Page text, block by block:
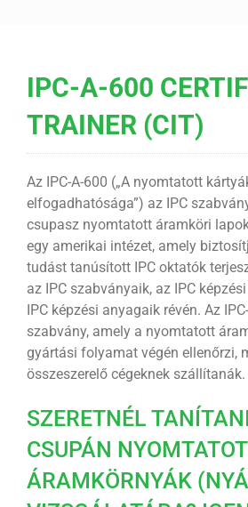
IPC-A-600
TRAINER (CIT)
Az IPC-A-600 („A nyomtatott
elfogadhatósága”) az IPC
csupasz nyomtatott áramköri
egy amerikai intézet, amely
tudást tanúsított IPC oktatók
az IPC szabványaik, az IPC
IPC képzési anyagaik révén. Az
szabvány, amely a nyomtatott
gyártási folyamat végén ellenőrzi,
összeszerelő cégeknek szállítanák.
SZERETNÉL
CSUPÁN
ÁRAMKÖRNYÁK